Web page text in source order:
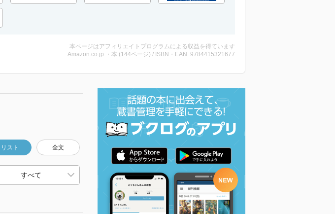
本ページはアフィリエイトプログラムによる収益を得ています
Amazon.co.jp ・本 (144ページ) / ISBN・EAN: 9784415321677
リスト 全文